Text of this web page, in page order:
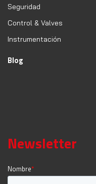
Seguridad
Control & Valves
Instrumentación
Blog